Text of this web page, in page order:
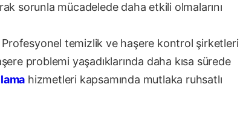
sorunla mücadelede daha etkili olmalarını
Profesyonel temizlik ve haşere kontrol şirketleri
problemi yaşadıklarında daha kısa sürede
hizmetleri kapsamında mutlaka ruhsatlı